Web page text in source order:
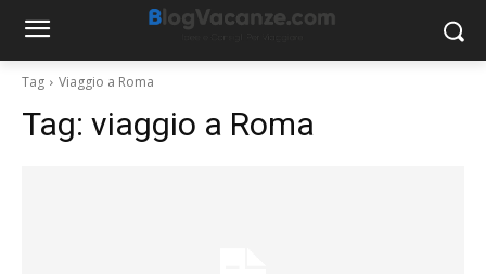
Tag Viaggio a Roma
Tag: viaggio a Roma